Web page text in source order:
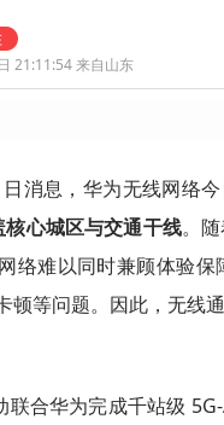
21:11:54来自山东
消息，华为无线网络
心城区与交通干线。
络难以同时兼顾体验
顿等问题。因此，无线
合华为完成千站级 5G-